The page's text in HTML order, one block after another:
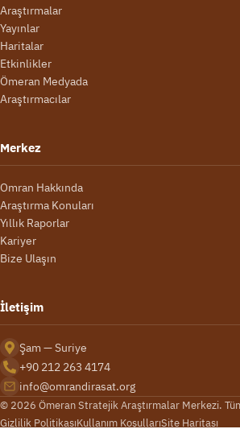
Araştırmalar
Yayınlar
Haritalar
Etkinlikler
Ömeran Medyada
Araştırmacılar
Merkez
Omran Hakkında
Araştırma Konuları
Yıllık Raporlar
Kariyer
Bize Ulaşın
İletişim
Şam — Suriye
+90 212 263 4174
info@omrandirasat.org
© 2026 Ömeran Stratejik Araştırmalar Merkezi.
Gizlilik PolitikasıKullanım KoşullarıSite Haritası